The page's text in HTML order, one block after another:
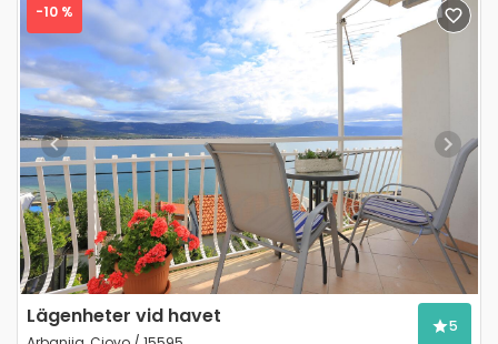
Previous Next
-10 %
Lägenheter vid havet 5